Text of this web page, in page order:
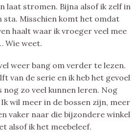
laat stromen. Bijna alsof ik zelf in
sta. Misschien komt het omdat
haalt waar ik vroeger veel mee
Wie weet.
weer bang om verder te lezen.
van de serie en ik heb het gevoel
nog zo veel kunnen leren. Nog
wil meer in de bossen zijn, meer
vaker naar die bijzondere winkel
alsof ik het meebeleef.